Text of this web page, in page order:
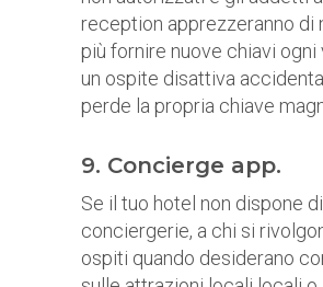
reception apprezzeranno di
più fornire nuove chiavi ogni
un ospite disattiva
perde la propria chiave
9. Concierge app.
Se il tuo hotel non dispone
conciergerie, a chi si
ospiti quando desiderano